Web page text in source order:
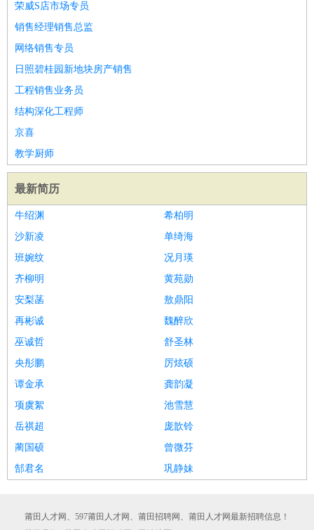
荣威S店市场专员
销售经理销售总监
网络销售专员
日照碧桂园新地块房产销售
工程销售业务员
结构深化工程师
京喜
教学厨师
最新简历
牛绍渊
希柏明
沙新凌
单绮海
班婉纹
况月瑛
齐柳明
黄苑勋
安梨菡
敖鼎阳
再彬诚
魏醉欣
巫诚哲
舒圣林
央彤鹏
厉炫硕
谭金承
龚韵凝
项虞絮
池雪慧
岳祺超
庞歆铃
蔺国硕
曾微芬
郜君名
巩静妹
莆田人才网、597莆田人才网、莆田招聘网、莆田人才网最新招聘信息！